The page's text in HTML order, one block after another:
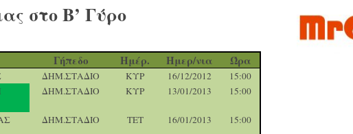
στο Β’ Γύρο
Γήπεδο Ημέρ. Ημερ/νια
Ώρα
ΔΗΜ.ΣΤΑΔΙΟ ΚΥΡ 16/12/2012 15:00
ΔΗΜ.ΣΤΑΔΙΟ ΚΥΡ 13/01/2013 15:00
ΔΗΜ.ΣΤΑΔΙΟ ΤΕΤ 16/01/2013 15:00